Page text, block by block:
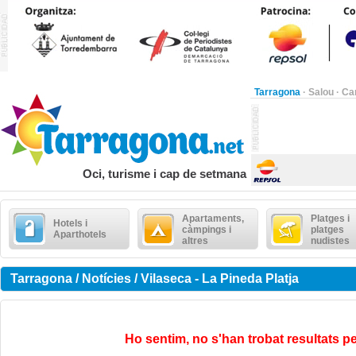
Tarragona · Salou ·
Oci, turisme i cap de setmana
Hotels i
Aparthotels
Apartaments,
càmpings i
altres
Platges i
platges
nudistes
Tarragona / Notícies / Vilaseca - La Pineda Platja
Ho sentim, no s'han trobat resultats